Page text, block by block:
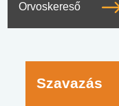
Orvoskereső
Szavazás